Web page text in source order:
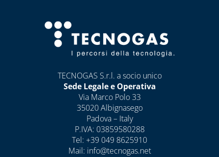
TECNOGAS S.r.l. a socio unico
Sede Legale e Operativa
Via Marco Polo 33
35020 Albignasego
Padova – Italy
P.IVA: 03859580288
Tel: +39 049 8625910
Mail: info@tecnogas.net